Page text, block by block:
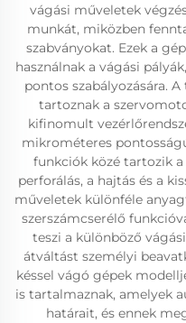
vágási műveletek
munkát, miközben
szabványokat. Ezek a
használnak a vágási
pontos szabályozására.
tartoznak a
kifinomult
mikrométeres
funkciók közé tartozik
perforálás, a hajtás és a
műveletek különféle
szerszámcserélő
teszi a különböző
átváltást személyi
késsel vágó gépek
is tartalmaznak, amelyek
határait, és ennek